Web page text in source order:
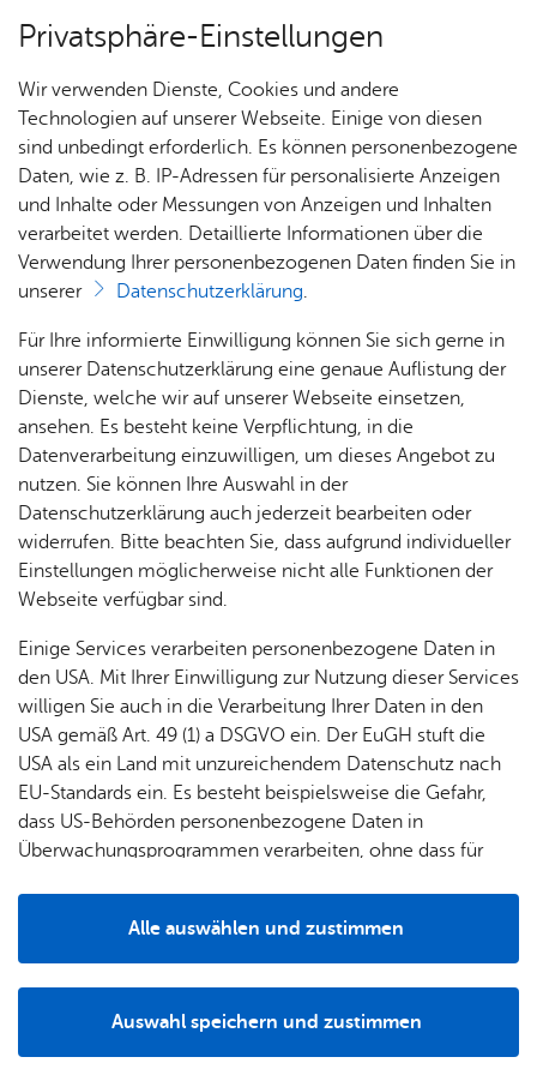
Über­sicht Bür­ger & Stadt
Rat­
haus &
Bür­
ger­
ser­vice
Rat­
häu­ser
& Orts­
ver­
wal­
Ämter
A–Z
Diens
t­leis­
tun­gen
A–Z
For­
Nach­
rich­
ten,
Vi­de­os
& Bil­
der
Me­di­
en­in­
for­ma­
tio­nen
fent­li­
che
Be­
kannt­
ma­
chun­
& TV
Pres­se
Jobs
Stel­
len­an­
ge­bo­te
Aus­bil­
dung &
Stu­di­
um
Bil­
dung
& Be­
treu­
ung
Potz­
be­
treu­
ung
Schu­
len
Bauen
& Um­
welt
Geo­
da­ten
& 3D-
Stadt­
Bau­
stel­len
& Um­
lei­tun­
Um­
welt &
Kli­ma­
Sa­nie­
ren &
bi­li­en
Stadt­
Ge­
sund­
heit &
kum
Ärzte &
Apo­
Fa­mi­lie
& Kin­
der
Se­nio­
ren
Woh­
nen
re­frei
Pfle­ge
& Un­
ter­stüt­
zung
For­mu­la­re
Vor­le­sen
Ver­an­stal­tun­gen auf öf­fent­li­
chen Stra­ßen - Er­laub­nis be­
an­tra­gen
Veranstaltungsgenehmigung
Antrag auf Erteilung einer Erlaubnis für die Durchführung
einer Veranstaltung auf öffentlichem Verkehrsgrund
gemäß § 29 Abs. 2 StVO.
Veranstaltungen auf öffentlichen Straßen - Erlaubnis
beantragen
Zur Über­sicht
Privatsphäre-Einstellungen
Wir verwenden Dienste, Cookies und andere
Technologien auf unserer Webseite. Einige von diesen
sind unbedingt erforderlich. Es können personenbezogene
Daten, wie z. B. IP-Adressen für personalisierte Anzeigen
und Inhalte oder Messungen von Anzeigen und Inhalten
verarbeitet werden. Detaillierte Informationen über die
Verwendung Ihrer personenbezogenen Daten finden Sie in
unserer
Datenschutzerklärung.
Für Ihre informierte Einwilligung können Sie sich gerne in
unserer Datenschutzerklärung eine genaue Auflistung der
Dienste, welche wir auf unserer Webseite einsetzen,
ansehen. Es besteht keine Verpflichtung, in die
Datenverarbeitung einzuwilligen, um dieses Angebot zu
nutzen. Sie können Ihre Auswahl in der
Datenschutzerklärung auch jederzeit bearbeiten oder
widerrufen. Bitte beachten Sie, dass aufgrund individueller
Einstellungen möglicherweise nicht alle Funktionen der
Webseite verfügbar sind.
Einige Services verarbeiten personenbezogene Daten in
den USA. Mit Ihrer Einwilligung zur Nutzung dieser Services
willigen Sie auch in die Verarbeitung Ihrer Daten in den
USA gemäß Art. 49 (1) a DSGVO ein. Der EuGH stuft die
USA als ein Land mit unzureichendem Datenschutz nach
EU-Standards ein. Es besteht beispielsweise die Gefahr,
dass US-Behörden personenbezogene Daten in
Überwachungsprogrammen verarbeiten, ohne dass für
Auswahl speichern und zustimmen
Alle auswählen und zustimmen